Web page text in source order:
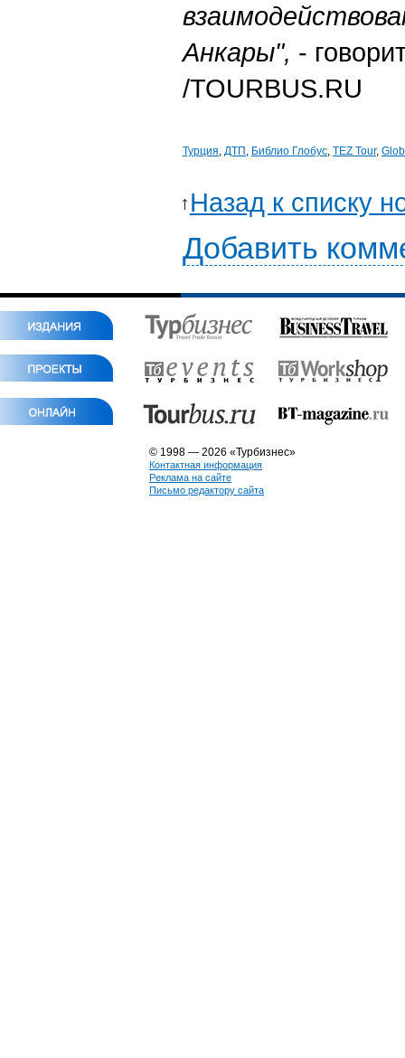
Анкары", -
/TOURBUS.RU
Турция, ДТП , Библио Глобус, TEZ Tour,
Назад к списку
Добавить
© 1998 — 2026 «Турбизнес»
Контактная информация
Реклама на сайте
Письмо редактору сайта